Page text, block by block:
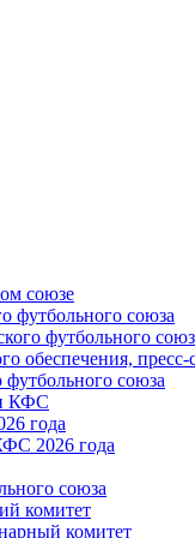
союзе
футбольного союза
футбольного
обеспечения, пресс-
союза
КФС
года
2026 года
союза
комитет
комитет